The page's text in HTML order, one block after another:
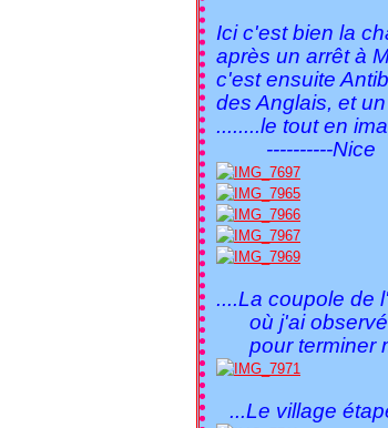
Ici c'est bien la
après un arrêt à
c'est ensuite
des Anglais, et
........le tout en
----------Nice
....La coupole de
où j'ai observé
pour terminer
...Le village